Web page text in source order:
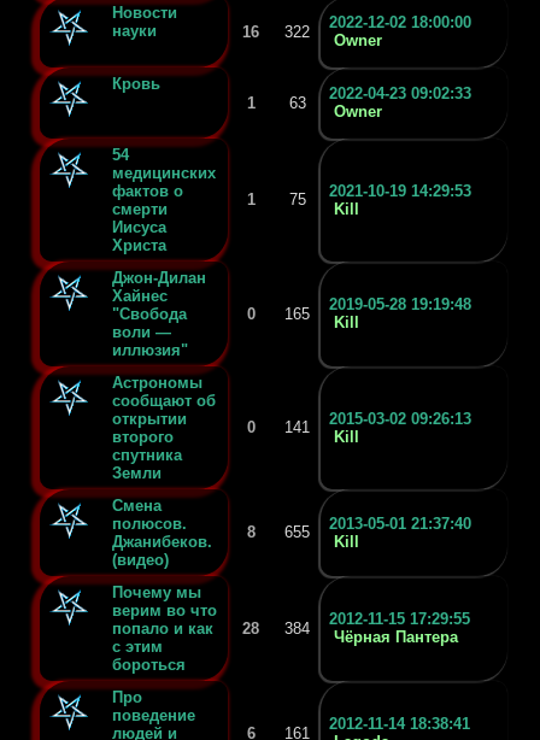
Новости
науки
16 322
2022-12-02 18:00:00
Owner
Кровь
1
63
2022-04-23 09:02:33
Owner
54
медицинских
фактов о
смерти
Иисуса
Христа
1 75
2021-10-19 14:29:53
Kill
Джон-Дилан
Хайнес
"Свобода
воли —
иллюзия"
0 165
2019-05-28 19:19:48
Kill
Астрономы
сообщают об
открытии
второго
спутника
Земли
0 141
2015-03-02 09:26:13
Kill
Смена
полюсов.
Джанибеков.
(видео)
8 655
2013-05-01 21:37:40
Kill
Почему мы
верим во что
попало и как
с этим
бороться
28 384
2012-11-15 17:29:55
Чёрная Пантера
Про
поведение
людей и
6 161
2012-11-14 18:38:41